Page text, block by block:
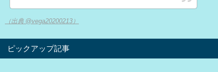
（出典 @vega20200213）
ピックアップ記事